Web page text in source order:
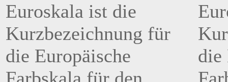
Euroskala ist die
Kurzbezeichnung für
die Europäische
die